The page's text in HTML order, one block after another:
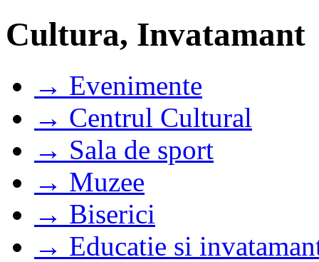
Cultura, Invatamant
→ Evenimente
→ Centrul Cultural
→ Sala de sport
→ Muzee
→ Biserici
→ Educatie si